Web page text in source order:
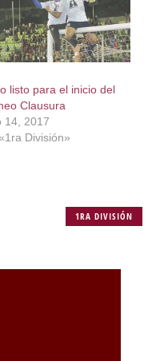
listo para el inicio del
Clausura
14, 2017
División»
1RA DIVISIÓN